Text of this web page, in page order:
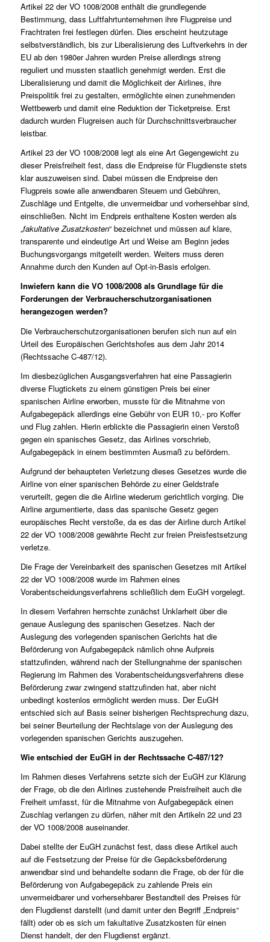
Artikel 22 der VO 1008/2008 enthält die grundlegende
Bestimmung, dass Luftfahrtunternehmen ihre Flugpreise und
Frachtraten frei festlegen dürfen. Dies erscheint heutzutage
selbstverständlich, bis zur Liberalisierung des Luftverkehrs in der
EU ab den 1980er Jahren wurden Preise allerdings streng
reguliert und mussten staatlich genehmigt werden. Erst die
Liberalisierung und damit die Möglichkeit der Airlines, ihre
Preispolitik frei zu gestalten, ermöglichte einen zunehmenden
Wettbewerb und damit eine Reduktion der Ticketpreise. Erst
dadurch wurden Flugreisen auch für Durchschnittsverbraucher
leistbar.
Artikel 23 der VO 1008/2008 legt als eine Art Gegengewicht zu
dieser Preisfreiheit fest, dass die Endpreise für Flugdienste stets
klar auszuweisen sind. Dabei müssen die Endpreise den
Flugpreis sowie alle anwendbaren Steuern und Gebühren,
Zuschläge und Entgelte, die unvermeidbar und vorhersehbar sind,
einschließen. Nicht im Endpreis enthaltene Kosten werden als
„fakultative Zusatzkosten“ bezeichnet und müssen auf klare,
transparente und eindeutige Art und Weise am Beginn jedes
Buchungsvorgangs mitgeteilt werden. Weiters muss deren
Annahme durch den Kunden auf Opt-in-Basis erfolgen.
Inwiefern kann die VO 1008/2008 als Grundlage für die
Forderungen der Verbraucherschutzorganisationen
herangezogen werden?
Die Verbraucherschutzorganisationen berufen sich nun auf ein
Urteil des Europäischen Gerichtshofes aus dem Jahr 2014
(Rechtssache C-487/12).
Im diesbezüglichen Ausgangsverfahren hat eine Passagierin
diverse Flugtickets zu einem günstigen Preis bei einer
spanischen Airline erworben, musste für die Mitnahme von
Aufgabegepäck allerdings eine Gebühr von EUR 10,- pro Koffer
und Flug zahlen. Hierin erblickte die Passagierin einen Verstoß
gegen ein spanisches Gesetz, das Airlines vorschrieb,
Aufgabegepäck in einem bestimmten Ausmaß zu befördern.
Aufgrund der behaupteten Verletzung dieses Gesetzes wurde die
Airline von einer spanischen Behörde zu einer Geldstrafe
verurteilt, gegen die die Airline wiederum gerichtlich vorging. Die
Airline argumentierte, dass das spanische Gesetz gegen
europäisches Recht verstoße, da es das der Airline durch Artikel
22 der VO 1008/2008 gewährte Recht zur freien Preisfestsetzung
verletze.
Die Frage der Vereinbarkeit des spanischen Gesetzes mit Artikel
22 der VO 1008/2008 wurde im Rahmen eines
Vorabentscheidungsverfahrens schließlich dem EuGH vorgelegt.
In diesem Verfahren herrschte zunächst Unklarheit über die
genaue Auslegung des spanischen Gesetzes. Nach der
Auslegung des vorlegenden spanischen Gerichts hat die
Beförderung von Aufgabegepäck nämlich ohne Aufpreis
stattzufinden, während nach der Stellungnahme der spanischen
Regierung im Rahmen des Vorabentscheidungsverfahrens diese
Beförderung zwar zwingend stattzufinden hat, aber nicht
unbedingt kostenlos ermöglicht werden muss. Der EuGH
entschied sich auf Basis seiner bisherigen Rechtsprechung dazu,
bei seiner Beurteilung der Rechtslage von der Auslegung des
vorlegenden spanischen Gerichts auszugehen.
Wie entschied der EuGH in der Rechtssache C-487/12?
Im Rahmen dieses Verfahrens setzte sich der EuGH zur Klärung
der Frage, ob die den Airlines zustehende Preisfreiheit auch die
Freiheit umfasst, für die Mitnahme von Aufgabegepäck einen
Zuschlag verlangen zu dürfen, näher mit den Artikeln 22 und 23
der VO 1008/2008 auseinander.
Dabei stellte der EuGH zunächst fest, dass diese Artikel auch
auf die Festsetzung der Preise für die Gepäcksbeförderung
anwendbar sind und behandelte sodann die Frage, ob der für die
Beförderung von Aufgabegepäck zu zahlende Preis ein
unvermeidbarer und vorhersehbarer Bestandteil des Preises für
den Flugdienst darstellt (und damit unter den Begriff „Endpreis“
fällt) oder ob es sich um fakultative Zusatzkosten für einen
Dienst handelt, der den Flugdienst ergänzt.